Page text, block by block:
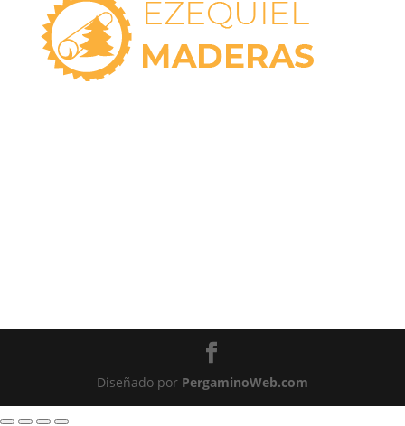
Casa Central
Diseñado por PergaminoWeb.com